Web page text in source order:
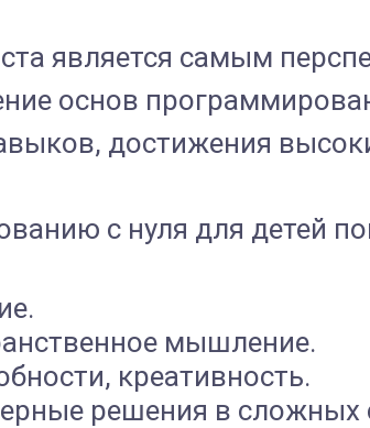
является самым
основ
достижения
с нуля для детей
мышление.
креативность.
решения в сложных